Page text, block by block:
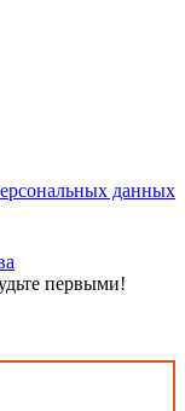
данных
первыми!